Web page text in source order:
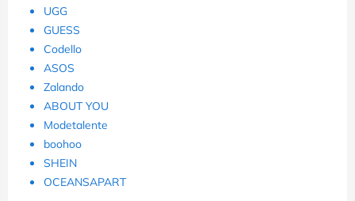
UGG
GUESS
Codello
ASOS
Zalando
ABOUT YOU
Modetalente
boohoo
SHEIN
OCEANSAPART